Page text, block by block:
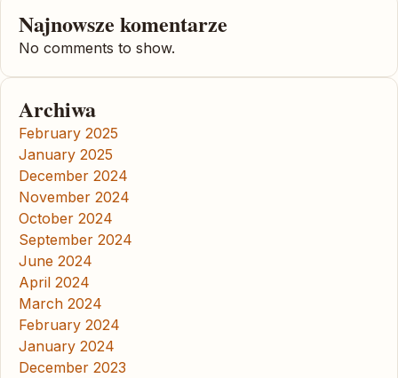
Najnowsze komentarze
No comments to show.
Archiwa
February 2025
January 2025
December 2024
November 2024
October 2024
September 2024
June 2024
April 2024
March 2024
February 2024
January 2024
December 2023